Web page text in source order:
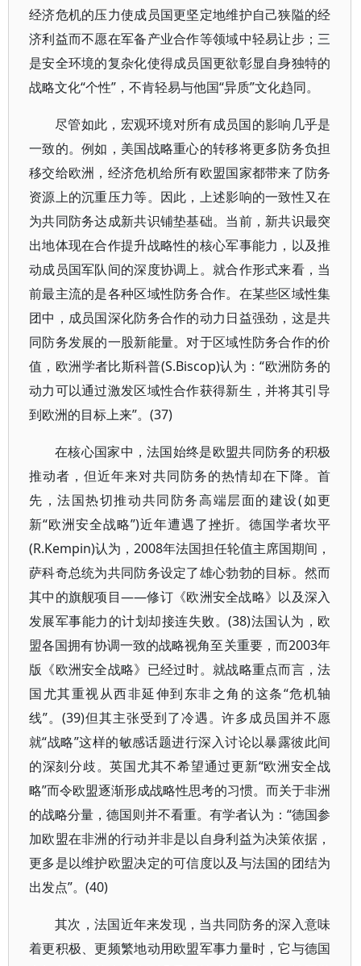
经济危机的压力使成员国更坚定地维护自己狭隘的经
济利益而不愿在军备产业合作等领域中轻易让步；三
是安全环境的复杂化使得成员国更欲彰显自身独特的
战略文化“个性”，不肯轻易与他国“异质”文化趋同。
尽管如此，宏观环境对所有成员国的影响几乎是
一致的。例如，美国战略重心的转移将更多防务负担
移交给欧洲，经济危机给所有欧盟国家都带来了防务
资源上的沉重压力等。因此，上述影响的一致性又在
为共同防务达成新共识铺垫基础。当前，新共识最突
出地体现在合作提升战略性的核心军事能力，以及推
动成员国军队间的深度协调上。就合作形式来看，当
前最主流的是各种区域性防务合作。在某些区域性集
团中，成员国深化防务合作的动力日益强劲，这是共
同防务发展的一股新能量。对于区域性防务合作的价
值，欧洲学者比斯科普(S.Biscop)认为：“欧洲防务的
动力可以通过激发区域性合作获得新生，并将其引导
到欧洲的目标上来”。(37)
在核心国家中，法国始终是欧盟共同防务的积极
推动者，但近年来对共同防务的热情却在下降。首
先，法国热切推动共同防务高端层面的建设(如更
新“欧洲安全战略”)近年遭遇了挫折。德国学者坎平
(R.Kempin)认为，2008年法国担任轮值主席国期间，
萨科奇总统为共同防务设定了雄心勃勃的目标。然而
其中的旗舰项目——修订《欧洲安全战略》以及深入
发展军事能力的计划却接连失败。(38)法国认为，欧
盟各国拥有协调一致的战略视角至关重要，而2003年
版《欧洲安全战略》已经过时。就战略重点而言，法
国尤其重视从西非延伸到东非之角的这条“危机轴
线”。(39)但其主张受到了冷遇。许多成员国并不愿
就“战略”这样的敏感话题进行深入讨论以暴露彼此间
的深刻分歧。英国尤其不希望通过更新“欧洲安全战
略”而令欧盟逐渐形成战略性思考的习惯。而关于非洲
的战略分量，德国则并不看重。有学者认为：“德国参
加欧盟在非洲的行动并非是以自身利益为决策依据，
更多是以维护欧盟决定的可信度以及与法国的团结为
出发点”。(40)
其次，法国近年来发现，当共同防务的深入意味
着更积极、更频繁地动用欧盟军事力量时，它与德国